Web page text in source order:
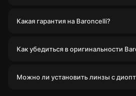
Какая гарантия на Baroncelli?
Как убедиться в оригинальности
Можно ли установить линзы с